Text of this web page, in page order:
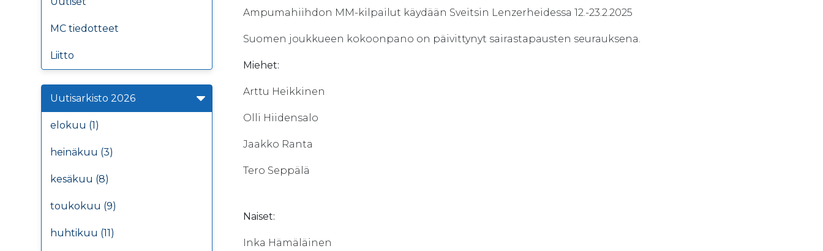
MC tiedotteet
Liitto
Uutisarkisto 2026
elokuu (1)
heinäkuu (3)
kesäkuu (8)
toukokuu (9)
huhtikuu (11)
Ampumahiihdon MM-kilpailut käydään Sveitsin Lenzerheidessa 12.-23.2.2025
Suomen joukkueen kokoonpano on päivittynyt sairastapausten seurauksena.
Miehet:
Arttu Heikkinen
Olli Hiidensalo
Jaakko Ranta
Tero Seppälä
Naiset:
Inka Hämäläinen